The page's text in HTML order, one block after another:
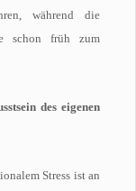
während die
schon früh zum
des eigenen
Stress ist an